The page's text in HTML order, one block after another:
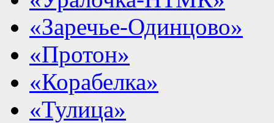
«Заречье-Одинцово»
«Протон»
«Корабелка»
«Тулица»